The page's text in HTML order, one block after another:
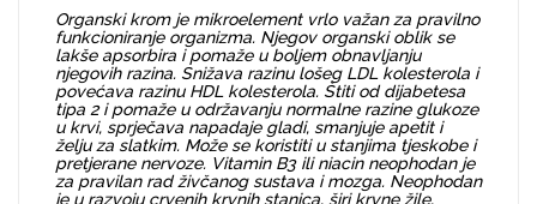
Organski krom je mikroelement vrlo važan za pravilno
funkcioniranje organizma. Njegov organski oblik se
lakše apsorbira i pomaže u boljem obnavljanju
njegovih razina. Snižava razinu lošeg LDL kolesterola i
povećava razinu HDL kolesterola. Štiti od dijabetesa
tipa 2 i pomaže u održavanju normalne razine glukoze
u krvi, sprječava napadaje gladi, smanjuje apetit i
želju za slatkim. Može se koristiti u stanjima tjeskobe i
pretjerane nervoze. Vitamin B3 ili niacin neophodan je
za pravilan rad živčanog sustava i mozga. Neophodan
je u razvoju crvenih krvnih stanica, širi krvne žile,